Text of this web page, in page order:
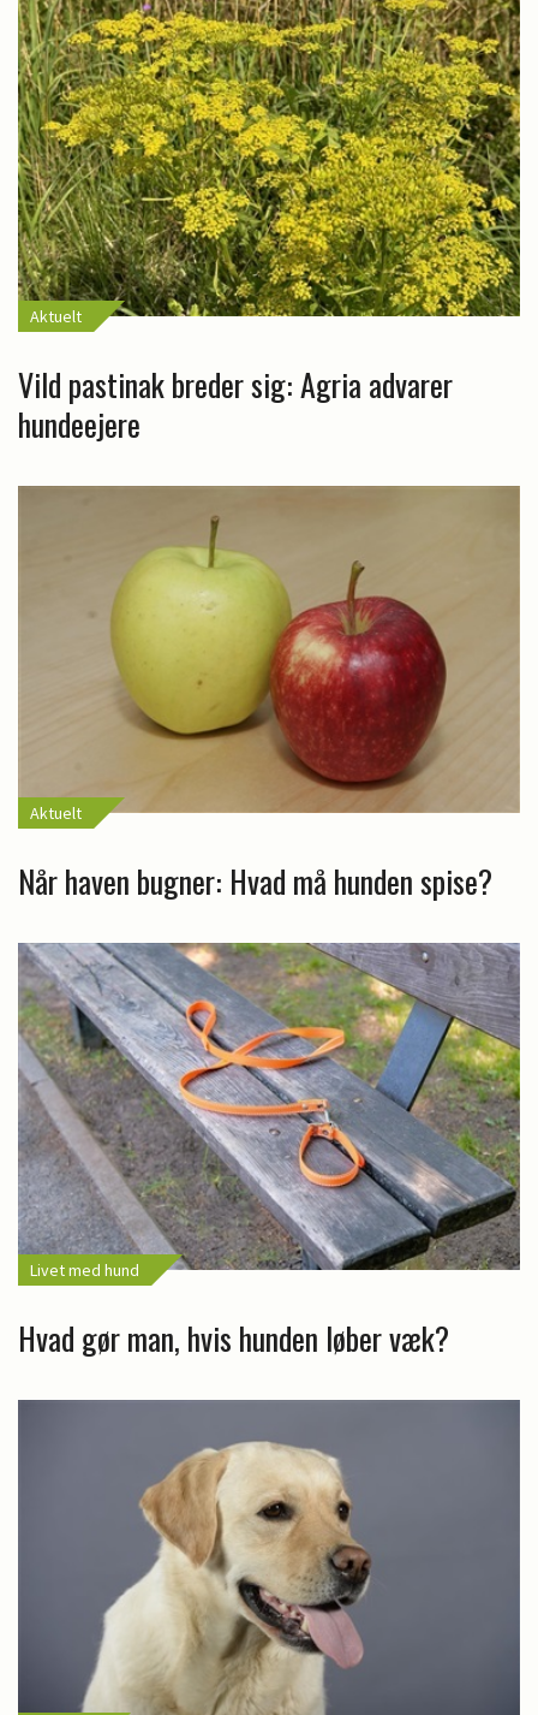
Aktuelt
Vild pastinak breder sig: Agria advarer
hundeejere
Aktuelt
Når haven bugner: Hvad må hunden spise?
Livet med hund
Hvad gør man, hvis hunden løber væk?